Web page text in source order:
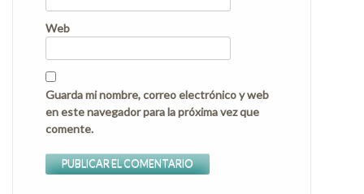
Web
Guarda mi nombre, correo electrónico y web
en este navegador para la próxima vez que
comente.